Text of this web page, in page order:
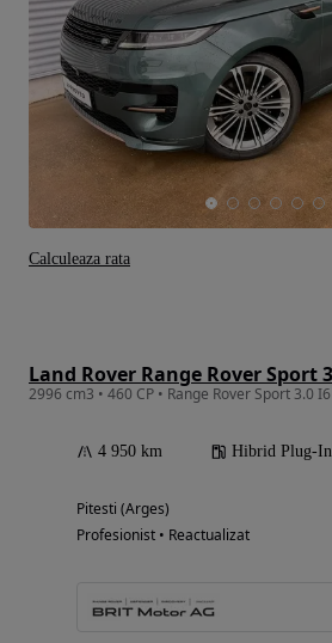
4 950 km Hibrid Plug-In
Pitesti (Arges)
Profesionist • Reactualizat
Calculeaza rata